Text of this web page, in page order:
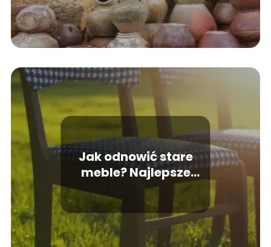
Jak odnowić stare
meble? Najlepsze
sposoby!